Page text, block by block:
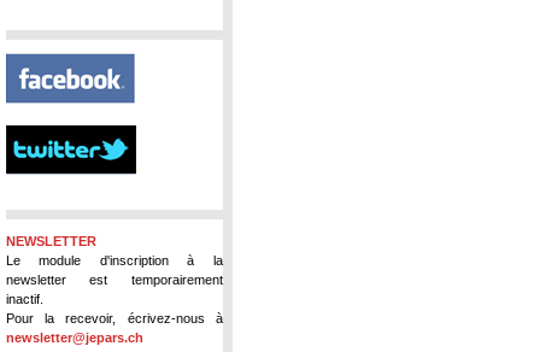
NEWSLETTER
Le module d'inscription à la
newsletter est temporairement
inactif.
Pour la recevoir, écrivez-nous à
newsletter@jepars.ch